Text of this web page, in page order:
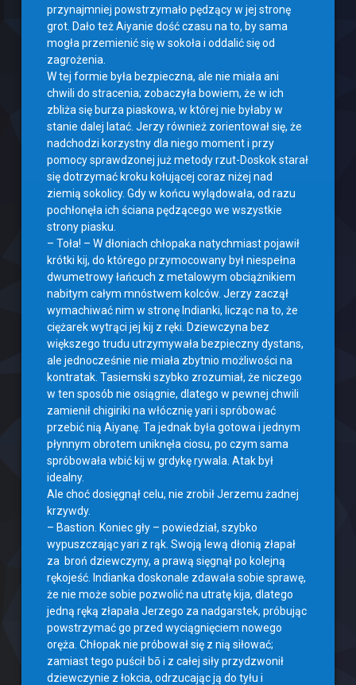
przynajmniej powstrzymało pędzący w jej stronę
grot. Dało też Aiyanie dość czasu na to, by sama
mogła przemienić się w sokoła i oddalić się od
zagrożenia.
W tej formie była bezpieczna, ale nie miała ani
chwili do stracenia; zobaczyła bowiem, że w ich
zbliża się burza piaskowa, w której nie byłaby w
stanie dalej latać. Jerzy również zorientował się, że
nadchodzi korzystny dla niego moment i przy
pomocy sprawdzonej już metody rzut-Doskok starał
się dotrzymać kroku kołującej coraz niżej nad
ziemią sokolicy. Gdy w końcu wylądowała, od razu
pochłonęła ich ściana pędzącego we wszystkie
strony piasku.
– Toła! – W dłoniach chłopaka natychmiast pojawił
krótki kij, do którego przymocowany był niespełna
dwumetrowy łańcuch z metalowym obciążnikiem
nabitym całym mnóstwem kolców. Jerzy zaczął
wymachiwać nim w stronę Indianki, licząc na to, że
ciężarek wytrąci jej kij z ręki. Dziewczyna bez
większego trudu utrzymywała bezpieczny dystans,
ale jednocześnie nie miała zbytnio możliwości na
kontratak. Tasiemski szybko zrozumiał, że niczego
w ten sposób nie osiągnie, dlatego w pewnej chwili
zamienił chigiriki na włócznię yari i spróbować
przebić nią Aiyanę. Ta jednak była gotowa i jednym
płynnym obrotem uniknęła ciosu, po czym sama
spróbowała wbić kij w grdykę rywala. Atak był
idealny.
Ale choć dosięgnął celu, nie zrobił Jerzemu żadnej
krzywdy.
– Bastion. Koniec gły – powiedział, szybko
wypuszczając yari z rąk. Swoją lewą dłonią złapał
za broń dziewczyny, a prawą sięgnął po kolejną
rękojeść. Indianka doskonale zdawała sobie sprawę,
że nie może sobie pozwolić na utratę kija, dlatego
jedną ręką złapała Jerzego za nadgarstek, próbując
powstrzymać go przed wyciągnięciem nowego
oręża. Chłopak nie próbował się z nią siłować;
zamiast tego puścił bō i z całej siły przydzwonił
dziewczynie z łokcia, odrzucając ją do tyłu i